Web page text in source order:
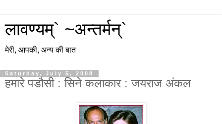
लावण्यम्` ~अन्तर्मन्`
मेरी, आपकी, अन्य की बात
Saturday, July 5, 2008
हमारे पडौसी : सिने कलाकार : जयराज अंकल